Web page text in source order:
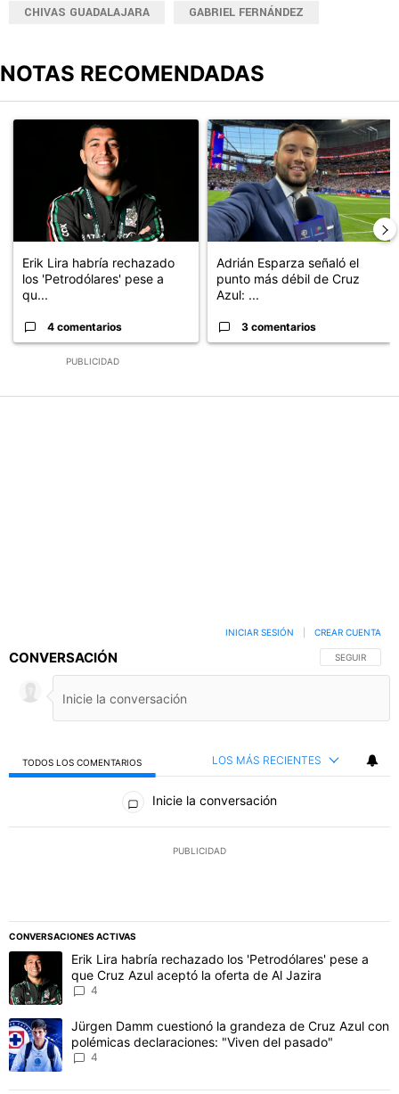
CHIVAS GUADALAJARA GABRIEL FERNÁNDEZ
NOTAS RECOMENDADAS
PUBLICIDAD
Un artículo de tendencia con el título "Erik Lira habría
Erik Lira habría rechazado
los 'Petrodólares' pese a
qu...
4 comentarios
Un artículo de tendencia con el
Adrián Esparza señaló el
punto más débil de Cruz
Azul: ...
3 comentarios
CONVERSACIÓN SIGA ESTA
SEGUIR
INICIAR SESIÓN CREAR CUENTA
TODOS LOS COMENTARIOS LOS MÁS RECIENTES
Todos los comentarios
Inicie la conversación
PUBLICIDAD
CONVERSACIONES ACTIVAS
Este listado muestra los artículos con más comentarios en los
Un artículo de tendencia con el título "Erik Lira habría rechazado
Erik Lira habría rechazado los 'Petrodólares' pese a
que Cruz Azul aceptó la oferta de Al Jazira
4
Un artículo de tendencia con el título "Jürgen Damm cuestionó la
Jürgen Damm cuestionó la grandeza de Cruz Azul con
polémicas declaraciones: "Viven del pasado"
4